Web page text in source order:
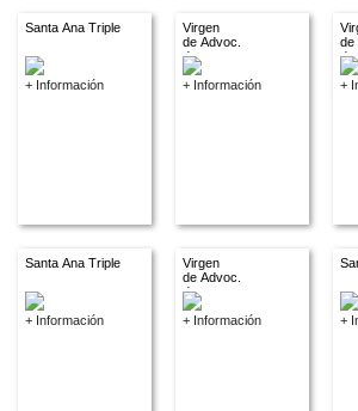
Santa Ana Triple
+ Información
Virgen
de Advoc.
descon
+ Información
de
+
Santa Ana Triple
+ Información
Virgen
de Advoc.
descon.
+ Información
+